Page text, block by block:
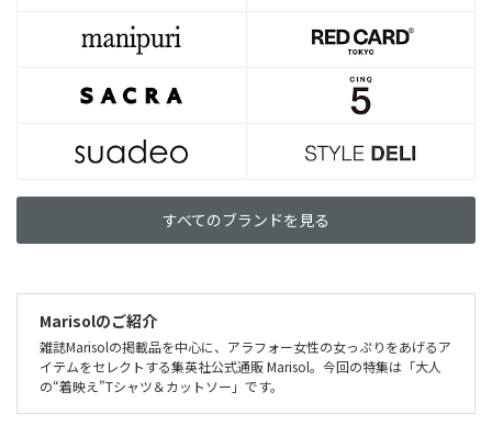
すべてのブランドを見る
Marisolのご紹介
雑誌Marisolの掲載品を中心に、アラフォー女性の女っぷりをあげるア
イテムをセレクトする集英社公式通販 Marisol。今回の特集は「大人
の“着映え”Tシャツ＆カットソー」です。